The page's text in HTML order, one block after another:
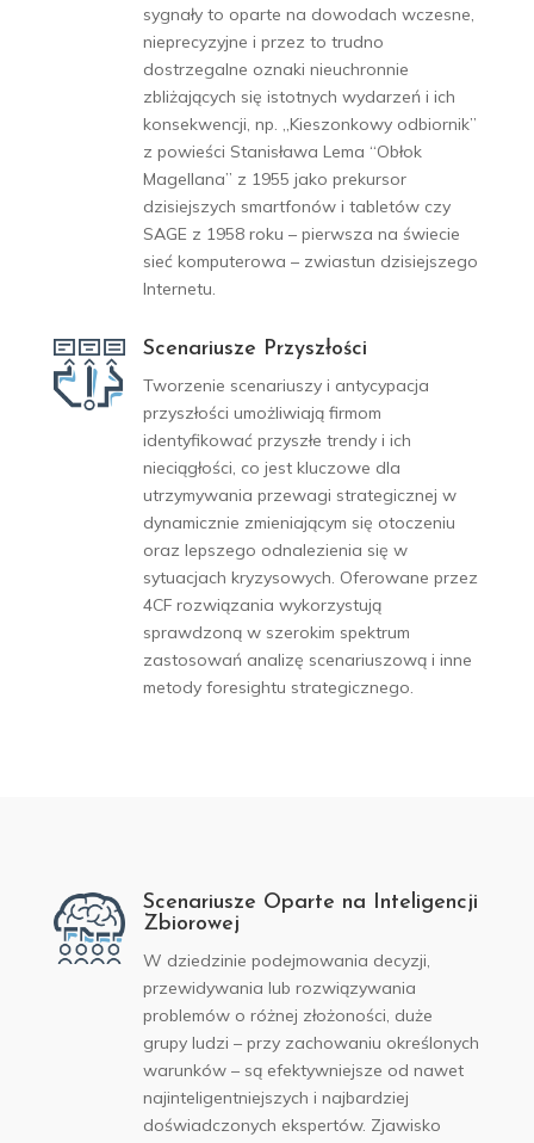
sygnały to oparte na dowodach wczesne,
nieprecyzyjne i przez to trudno
dostrzegalne oznaki nieuchronnie
zbliżających się istotnych wydarzeń i ich
konsekwencji, np. „Kieszonkowy odbiornik”
z powieści Stanisława Lema “Obłok
Magellana” z 1955 jako prekursor
dzisiejszych smartfonów i tabletów czy
SAGE z 1958 roku – pierwsza na świecie
sieć komputerowa – zwiastun dzisiejszego
Internetu.
Scenariusze Przyszłości
Tworzenie scenariuszy i antycypacja
przyszłości umożliwiają firmom
identyfikować przyszłe trendy i ich
nieciągłości, co jest kluczowe dla
utrzymywania przewagi strategicznej w
dynamicznie zmieniającym się otoczeniu
oraz lepszego odnalezienia się w
sytuacjach kryzysowych. Oferowane przez
4CF rozwiązania wykorzystują
sprawdzoną w szerokim spektrum
zastosowań analizę scenariuszową i inne
metody foresightu strategicznego.
Scenariusze Oparte na Inteligencji
Zbiorowej
W dziedzinie podejmowania decyzji,
przewidywania lub rozwiązywania
problemów o różnej złożoności, duże
grupy ludzi – przy zachowaniu określonych
warunków – są efektywniejsze od nawet
najinteligentniejszych i najbardziej
doświadczonych ekspertów. Zjawisko